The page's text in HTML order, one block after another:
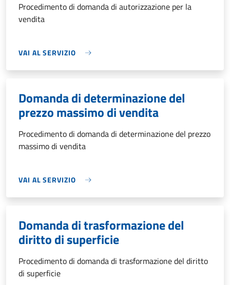
Procedimento di domanda di autorizzazione per la
vendita
VAI AL SERVIZIO
Domanda di determinazione del
prezzo massimo di vendita
Procedimento di domanda di determinazione del prezzo
massimo di vendita
VAI AL SERVIZIO
Domanda di trasformazione del
diritto di superficie
Procedimento di domanda di trasformazione del diritto
di superficie